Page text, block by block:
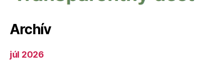
Archív
júl 2026